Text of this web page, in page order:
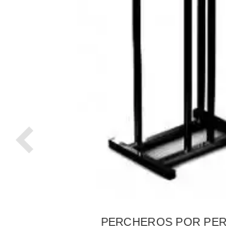
PERCHEROS POR